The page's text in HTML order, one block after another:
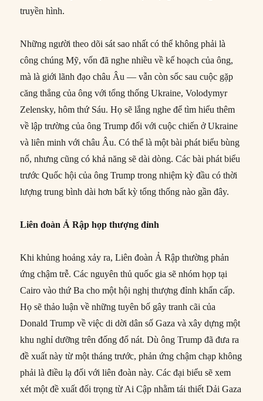
truyền hình.
Những người theo dõi sát sao nhất có thể không phải là
công chúng Mỹ, vốn đã nghe nhiều về kế hoạch của ông,
mà là giới lãnh đạo châu Âu — vẫn còn sốc sau cuộc gặp
căng thẳng của ông với tổng thống Ukraine, Volodymyr
Zelensky, hôm thứ Sáu. Họ sẽ lắng nghe để tìm hiểu thêm
về lập trường của ông Trump đối với cuộc chiến ở Ukraine
và liên minh với châu Âu. Có thể là một bài phát biểu bùng
nổ, nhưng cũng có khả năng sẽ dài dòng. Các bài phát biểu
trước Quốc hội của ông Trump trong nhiệm kỳ đầu có thời
lượng trung bình dài hơn bất kỳ tổng thống nào gần đây.
Liên đoàn Ả Rập họp thượng đỉnh
Khi khủng hoảng xảy ra, Liên đoàn Ả Rập thường phản
ứng chậm trễ. Các nguyên thủ quốc gia sẽ nhóm họp tại
Cairo vào thứ Ba cho một hội nghị thượng đỉnh khẩn cấp.
Họ sẽ thảo luận về những tuyên bố gây tranh cãi của
Donald Trump về việc di dời dân số Gaza và xây dựng một
khu nghỉ dưỡng trên đống đổ nát. Dù ông Trump đã đưa ra
đề xuất này từ một tháng trước, phản ứng chậm chạp không
phải là điều lạ đối với liên đoàn này. Các đại biểu sẽ xem
xét một đề xuất đối trọng từ Ai Cập nhằm tái thiết Dải Gaza